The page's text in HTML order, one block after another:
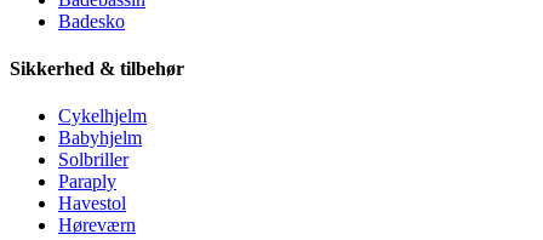
Badesko
Sikkerhed & tilbehør
Cykelhjelm
Babyhjelm
Solbriller
Paraply
Havestol
Høreværn